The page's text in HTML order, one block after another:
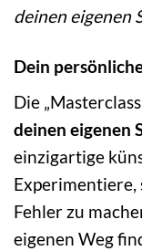
deinen eigenen
Dein
Die
deinen eigenen
einzigartige
Experimentiere,
Fehler zu
eigenen Weg